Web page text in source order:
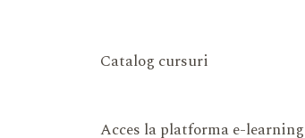
Catalog cursuri
Acces la platforma e-learning